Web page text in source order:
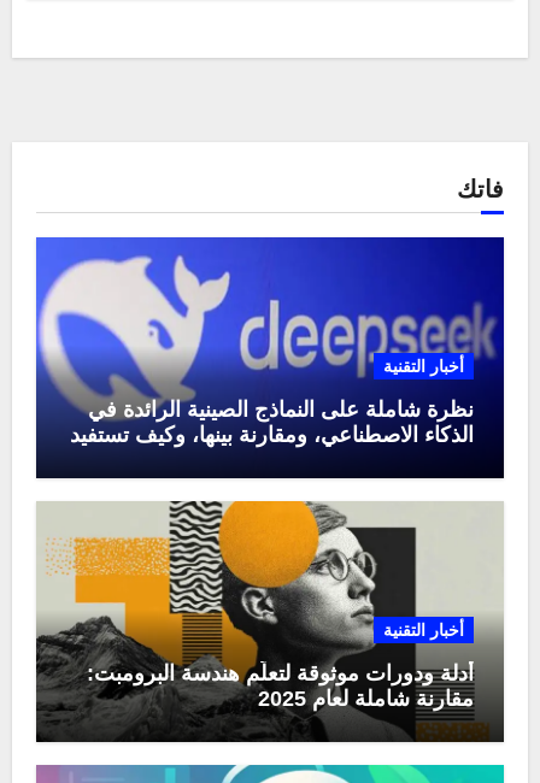
فاتك
أخبار التقنية
نظرة شاملة على النماذج الصينية الرائدة في
الذكاء الاصطناعي، ومقارنة بينها، وكيف تستفيد
أخبار التقنية
أدلة ودورات موثوقة لتعلّم هندسة البرومبت:
مقارنة شاملة لعام 2025